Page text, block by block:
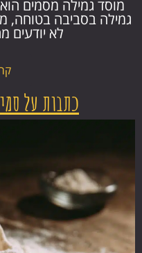
מוסד גמילה מסמים
גמילה בסביבה בטוחה,
לא יודעים
כתבות על